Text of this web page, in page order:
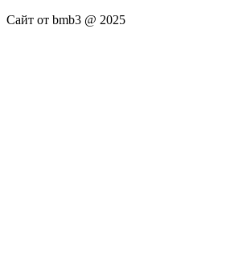
Сайт от bmb3 @ 2025